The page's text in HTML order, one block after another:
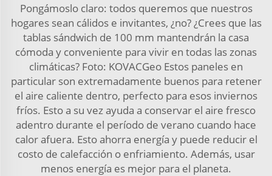
Pongámoslo claro: todos queremos que nuestros
hogares sean cálidos e invitantes, ¿no? ¿Crees que las
tablas sándwich de 100 mm mantendrán la casa
cómoda y conveniente para vivir en todas las zonas
climáticas? Foto: KOVACGeo Estos paneles en
particular son extremadamente buenos para retener
el aire caliente dentro, perfecto para esos inviernos
fríos. Esto a su vez ayuda a conservar el aire fresco
adentro durante el período de verano cuando hace
calor afuera. Esto ahorra energía y puede reducir el
costo de calefacción o enfriamiento. Además, usar
menos energía es mejor para el planeta.